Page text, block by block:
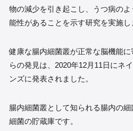
物の減少を引き起こし、うつ病の
能性があることを示す研究を実施し
健康な腸内細菌叢が正常な脳機能
らの発見は、2020年12月11日にネ
ンズに発表されました。
腸内細菌叢として知られる腸内の
細菌の貯蔵庫です。